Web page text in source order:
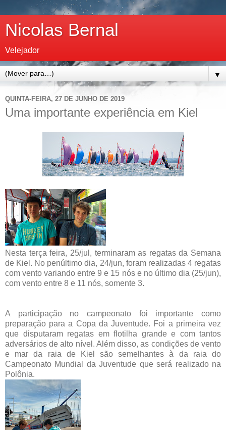
Nicolas Bernal
Velejador
▼
QUINTA-FEIRA, 27 DE JUNHO DE 2019
Uma importante experiência em Kiel
Nesta terça feira, 25/jul, terminaram as regatas da Semana
de Kiel. No penúltimo dia, 24/jun, foram realizadas 4 regatas
com vento variando entre 9 e 15 nós e no último dia (25/jun),
com vento entre 8 e 11 nós, somente 3.
A participação no campeonato foi importante como
preparação para a Copa da Juventude. Foi a primeira vez
que disputaram regatas em flotilha grande e com tantos
adversários de alto nível. Além disso, as condições de vento
e mar da raia de Kiel são semelhantes à da raia do
Campeonato Mundial da Juventude que será realizado na
Polônia.